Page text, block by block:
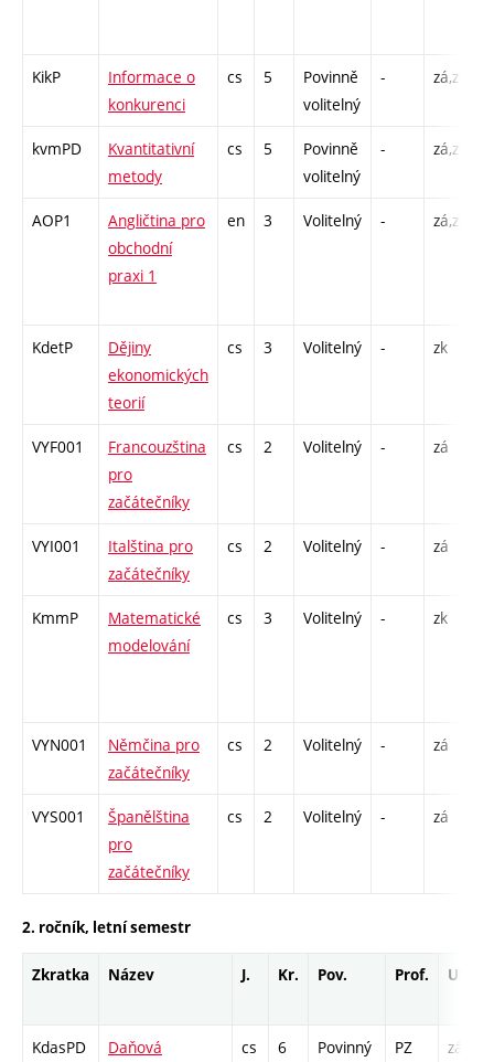
KikP
Informace o
konkurenci
cs 5
Povinně
volitelný
- zá,zk
kvmPD
Kvantitativní
metody
cs 5
Povinně
volitelný
- zá,zk
AOP1
Angličtina pro
obchodní
praxi 1
en 3 Volitelný - zá,zk
KdetP
Dějiny
ekonomických
teorií
cs 3 Volitelný - zk
VYF001
Francouzština
pro
začátečníky
cs 2 Volitelný - zá
VYI001
Italština pro
začátečníky
cs 2 Volitelný - zá
KmmP
Matematické
modelování
cs 3 Volitelný - zk
VYN001
Němčina pro
začátečníky
cs 2 Volitelný - zá
VYS001
Španělština
pro
začátečníky
cs 2 Volitelný - zá
2. ročník, letní semestr
Zkratka Název J. Kr. Pov. Prof. Uk.
KdasPD
Daňová
cs 6 Povinný PZ zá,zk